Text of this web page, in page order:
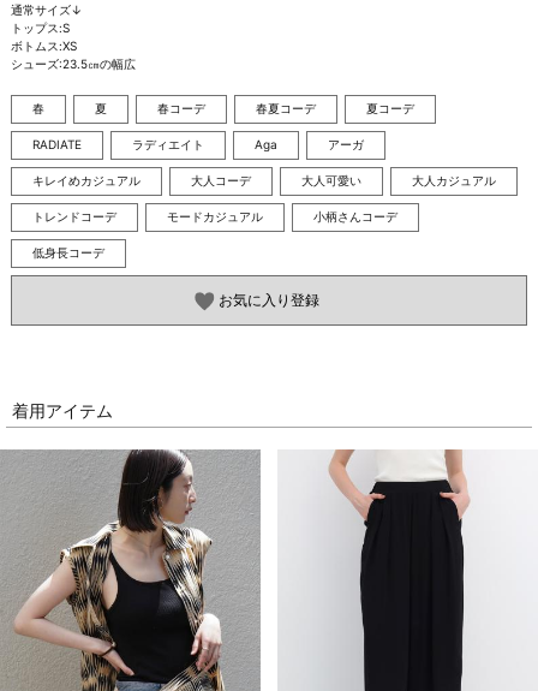
通常サイズ↓
トップス:S
ボトムス:XS
シューズ:23.5㎝の幅広
春 夏 春コーデ 春夏コーデ 夏コーデ
RADIATE ラディエイト Aga アーガ
キレイめカジュアル 大人コーデ 大人可愛い 大人カジュアル
トレンドコーデ モードカジュアル 小柄さんコーデ
低身長コーデ
お気に入り登録
着用アイテム